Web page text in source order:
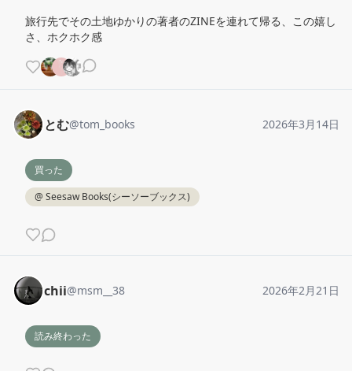
旅行先でその土地ゆかりの著者のZINEを連れて帰る、この嬉し
さ、ホクホク感
とむ@tom_books 2026年3月14日
買った
@ Seesaw Books(シーソーブックス)
chii@msm__38 2026年2月21日
読み終わった